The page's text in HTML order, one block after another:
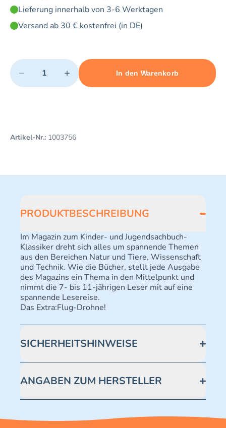
Lieferung innerhalb von 3-6 Werktagen
Versand ab 30 € kostenfrei (in DE)
Quantity
− +
Minimum quantity: 1 Maximum quantity: 20
In den Warenkorb
Add 1 item to cart
Artikel-Nr.: 1003756
PRODUKTBESCHREIBUNG
Im Magazin zum Kinder- und Jugendsachbuch-
Klassiker dreht sich alles um spannende Themen
aus den Bereichen Natur und Tiere, Wissenschaft
und Technik. Wie die Bücher, stellt jede Ausgabe
des Magazins ein Thema in den Mittelpunkt und
nimmt die 7- bis 11-jährigen Leser mit auf eine
spannende Lesereise.
Das Extra:Flug-Drohne!
SICHERHEITSHINWEISE
Enthält verschluckbare Kleinteile -
Erstickungsgefahr.
ANGABEN ZUM HERSTELLER
ocean.de/kundenservice Telefonnummer: 0711
2202990 Seidenstraße 19 70174 Stuttgart